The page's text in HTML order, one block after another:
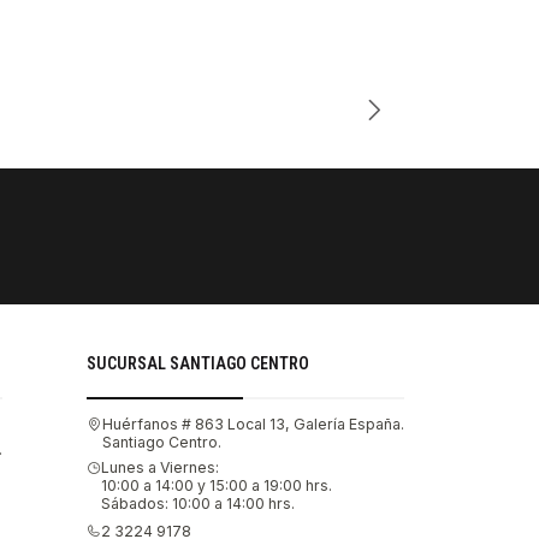
SUCURSAL SANTIAGO CENTRO
Huérfanos # 863 Local 13, Galería España.
Santiago Centro.
Lunes a Viernes:
10:00 a 14:00 y 15:00 a 19:00 hrs.
Sábados: 10:00 a 14:00 hrs.
2 3224 9178